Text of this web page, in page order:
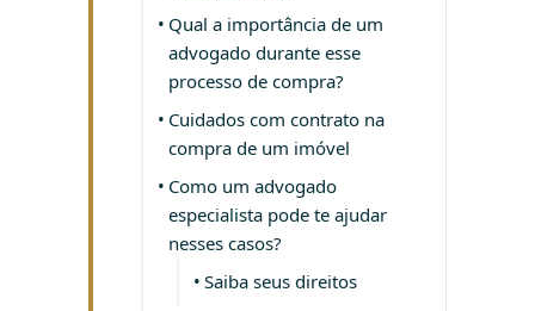
Qual a importância de um
advogado durante esse
processo de compra?
Cuidados com contrato na
compra de um imóvel
Como um advogado
especialista pode te ajudar
nesses casos?
Saiba seus direitos